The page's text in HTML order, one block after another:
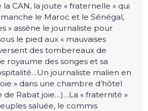
la CAN, la joute « fraternelle » qui
le Maroc et le Sénégal,
» assène le journaliste pour
le pied aux « mauvaises
des tombereaux de
royaume des songes et sa
journaliste malien en
» dans une chambre d’hôtel
de Rabat joie…)…La « fraternité »
saluée, le commis